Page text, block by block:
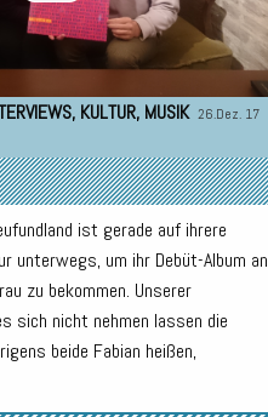
, KULTUR, MUSIK 26.Dez. 17
ist gerade auf ihrere
unterwegs, um ihr Debüt-Album an
zu bekommen. Unserer
sich nicht nehmen lassen die
beide Fabian heißen,